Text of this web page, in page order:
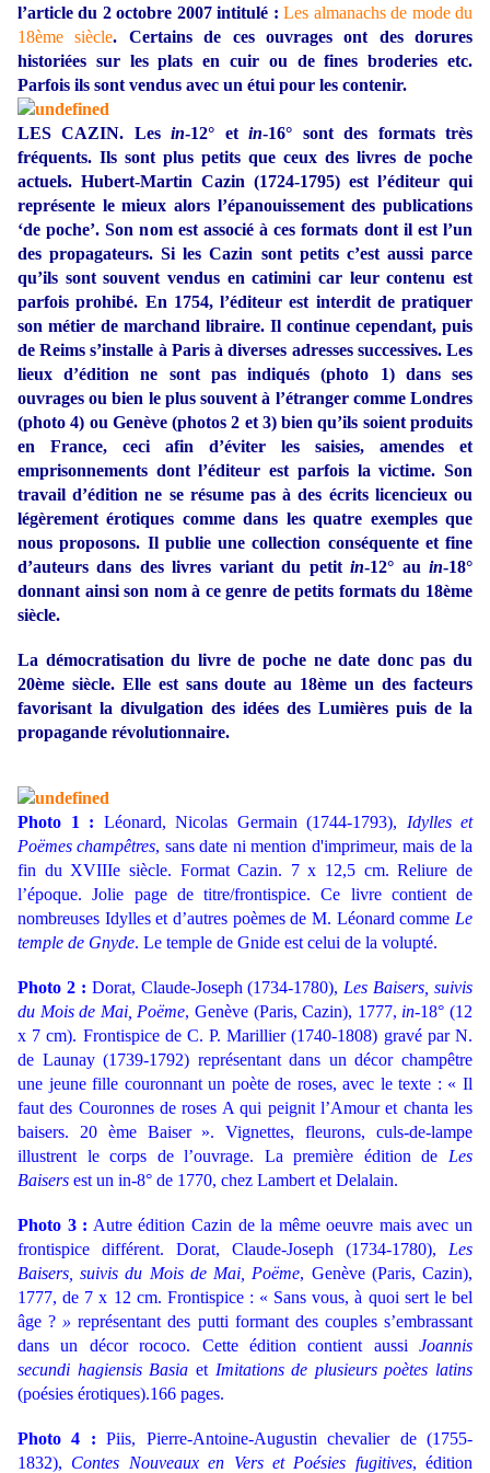
l’article du 2 octobre 2007 intitulé : Les almanachs de mode du
18ème siècle. Certains de ces ouvrages ont des dorures
historiées sur les plats en cuir ou de fines broderies etc.
Parfois ils sont vendus avec un étui pour les contenir.
LES CAZIN. Les in-12° etin-16° sont des formats très
fréquents. Ils sont plus petits que ceux des livres de poche
actuels. Hubert-Martin Cazin (1724-1795) est l’éditeur qui
représente le mieux alors l’épanouissement des publications
‘de poche’. Son nom est associé à ces formats dont il est l’un
des propagateurs. Si les Cazin sont petits c’est aussi parce
qu’ils sont souvent vendus en catimini car leur contenu est
parfois prohibé. En 1754, l’éditeur est interdit de pratiquer
son métier de marchand libraire. Il continue cependant, puis
de Reims s’installe à Paris à diverses adresses successives. Les
lieux d’édition ne sont pas indiqués (photo 1) dans ses
ouvrages ou bien le plus souvent à l’étranger comme Londres
(photo 4) ou Genève (photos 2 et 3) bien qu’ils soient produits
en France, ceci afin d’éviter les saisies, amendes et
emprisonnements dont l’éditeur est parfois la victime. Son
travail d’édition ne se résume pas à des écrits licencieux ou
légèrement érotiques comme dans les quatre exemples que
nous proposons. Il publie une collection conséquente et fine
d’auteurs dans des livres variant du petitin-12° auin-18°
donnant ainsi son nom à ce genre de petits formats du 18ème
siècle.
La démocratisation du livre de poche ne date donc pas du
20ème siècle. Elle est sans doute au 18ème un des facteurs
favorisant la divulgation des idées des Lumières puis de la
propagande révolutionnaire.
Photo 1 : Léonard, Nicolas Germain (1744-1793), Idylles et
Poëmes champêtres, sans date ni mention d'imprimeur, mais de la
fin du XVIIIe siècle. Format Cazin. 7 x 12,5 cm. Reliure de
l’époque. Jolie page de titre/frontispice. Ce livre contient de
nombreuses Idylles et d’autres poèmes de M. Léonard comme Le
temple de Gnyde. Le temple de Gnide est celui de la volupté.
Photo 2 : Dorat, Claude-Joseph (1734-1780), Les Baisers, suivis
du Mois de Mai, Poëme, Genève (Paris, Cazin), 1777, in-18° (12
x 7 cm). Frontispice de C. P. Marillier (1740-1808) gravé par N.
de Launay (1739-1792) représentant dans un décor champêtre
une jeune fille couronnant un poète de roses, avec le texte : « Il
faut des Couronnes de roses A qui peignit l’Amour et chanta les
baisers. 20 ème Baiser ». Vignettes, fleurons, culs-de-lampe
illustrent le corps de l’ouvrage. La première édition de Les
Baisers est un in-8° de 1770, chez Lambert et Delalain.
Photo 3 : Autre édition Cazin de la même oeuvre mais avec un
frontispice différent. Dorat, Claude-Joseph (1734-1780), Les
Baisers, suivis du Mois de Mai, Poëme, Genève (Paris, Cazin),
1777, de 7 x 12 cm. Frontispice : « Sans vous, à quoi sert le bel
âge ? » représentant des putti formant des couples s’embrassant
dans un décor rococo. Cette édition contient aussi Joannis
secundi hagiensis Basia et Imitations de plusieurs poètes latins
(poésies érotiques).166 pages.
Photo 4 : Piis, Pierre-Antoine-Augustin chevalier de (1755-
1832), Contes Nouveaux en Vers et Poésies fugitives, édition